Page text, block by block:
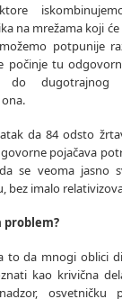
na mrežama koji
potpunije
počinje tu
do dugotrajnog
da 84 odsto
pojačava
se veoma jasno
bez imalo
problem?
to da mnogi oblici
kao krivična
osvetničku